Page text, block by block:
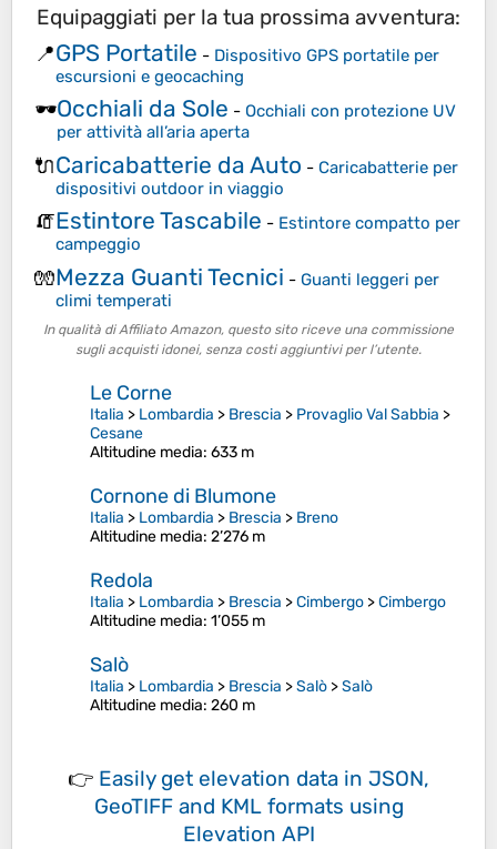
Equipaggiati per la tua prossima avventura:
📍GPS Portatile - Dispositivo GPS portatile per
escursioni e geocaching
🕶️Occhiali da Sole - Occhiali con protezione UV
per attività all’aria aperta
🔌Caricabatterie da Auto - Caricabatterie per
dispositivi outdoor in viaggio
🧯Estintore Tascabile - Estintore compatto per
campeggio
🧤Mezza Guanti Tecnici - Guanti leggeri per
climi temperati
In qualità di Affiliato Amazon, questo sito riceve una commissione
sugli acquisti idonei, senza costi aggiuntivi per l’utente.
Le Corne
Italia > Lombardia > Brescia > Provaglio Val Sabbia >
Cesane
Altitudine media: 633 m
Cornone di Blumone
Italia > Lombardia > Brescia > Breno
Altitudine media: 2’276 m
Redola
Italia > Lombardia > Brescia >Cimbergo >Cimbergo
Altitudine media: 1’055 m
Salò
Italia > Lombardia > Brescia >Salò >Salò
Altitudine media: 260 m
👉 Easily get elevation data in JSON,
GeoTIFF and KML formats using
Elevation API